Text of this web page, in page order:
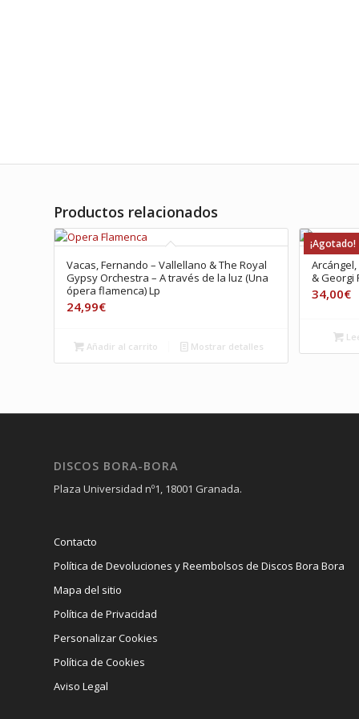
Productos relacionados
Vacas, Fernando – Vallellano & The Royal
Gypsy Orchestra – A través de la luz (Una
ópera flamenca) Lp
24,99€
Añadir al carrito Mostrar detalles
¡Agotado!
& Georgi
34,00€
DISCOS BORA-BORA
Plaza Universidad nº1, 18001 Granada.
Contacto
Política de Devoluciones y Reembolsos de Discos Bora Bora
Mapa del sitio
Política de Privacidad
Personalizar Cookies
Política de Cookies
Aviso Legal